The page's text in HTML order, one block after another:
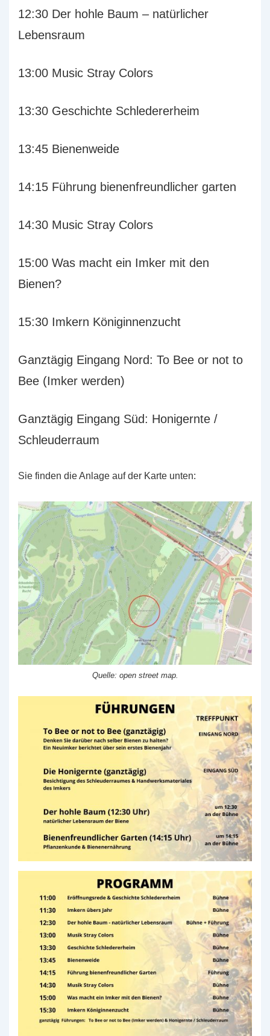
12:30 Der hohle Baum – natürlicher
Lebensraum
13:00 Music Stray Colors
13:30 Geschichte Schledererheim
13:45 Bienenweide
14:15 Führung bienenfreundlicher garten
14:30 Music Stray Colors
15:00 Was macht ein Imker mit den
Bienen?
15:30 Imkern Königinnenzucht
Ganztägig Eingang Nord: To Bee or not to
Bee (Imker werden)
Ganztägig Eingang Süd: Honigernte /
Schleuderraum
Sie finden die Anlage auf der Karte unten:
Quelle: open street map.